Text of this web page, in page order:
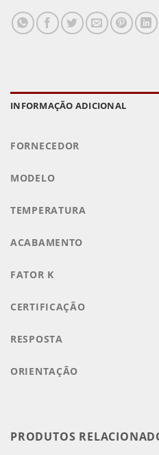
INFORMAÇÃO ADICIONAL
FORNECEDOR
MODELO
TEMPERATURA
ACABAMENTO
FATOR K
CERTIFICAÇÃO
RESPOSTA
ORIENTAÇÃO
PRODUTOS